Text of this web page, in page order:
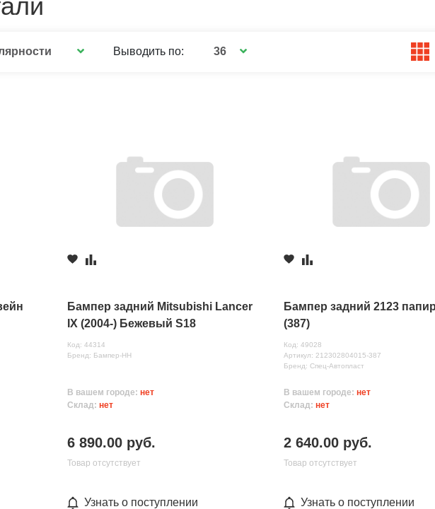
Выводить по: 36
Бампер задний Mitsubishi Lancer
IX (2004-) Бежевый S18
Код: 44314
Бренд: Бампер-НН
В вашем городе:нет
Склад:нет
6 890.00 руб.
Товар отсутствует
Узнать о поступлении
Бампер задний 2123
(387)
Код: 49028
Артикул: 212302804015-387
Бренд: Спец-Автопласт
В вашем городе:нет
Склад:нет
2 640.00 руб.
Товар отсутствует
Узнать о поступлении